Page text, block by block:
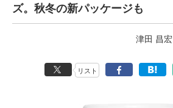
ズ。秋冬の新パッケージも
津田 昌宏
リスト